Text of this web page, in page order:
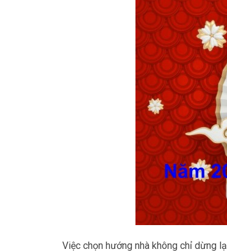
Việc chọn hướng nhà không chỉ dừng